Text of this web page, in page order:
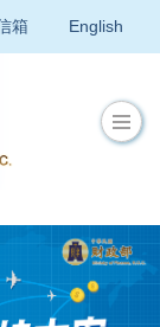
箱 English